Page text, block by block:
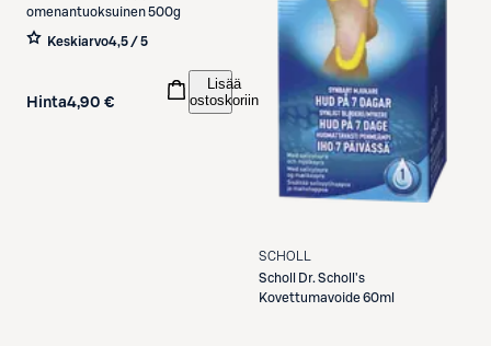
omenantuoksuinen 500g
Keskiarvo4,5 / 5
Hinta4,90 €
Lisää
ostoskoriin
SCHOLL
Scholl
Dr. Scholl's
Kovettumavoide 60ml